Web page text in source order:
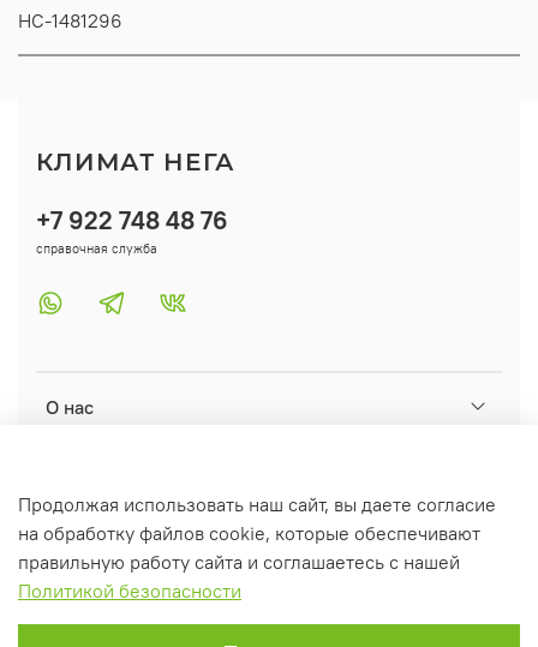
НС-1481296
О нас
Информация
+7 922 748 48 76
справочная служба
КЛИМАТ НЕГА
Продолжая использовать наш сайт, вы даете согласие
на обработку файлов cookie, которые обеспечивают
правильную работу сайта и соглашаетесь с нашей
Политикой безопасности